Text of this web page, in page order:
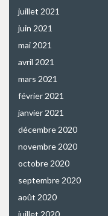
juillet 2021
juin 2021
mai 2021
avril 2021
mars 2021
février 2021
janvier 2021
décembre 2020
novembre 2020
octobre 2020
septembre 2020
août 2020
juillet 2020